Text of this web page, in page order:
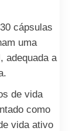
cápsulas
uma
adequada a
de vida
como
vida ativo